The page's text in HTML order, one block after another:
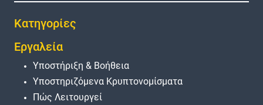
Κατηγορίες
Εργαλεία
Υποστήριξη & Βοήθεια
Υποστηριζόμενα Κρυπτονομίσματα
Πώς Λειτουργεί